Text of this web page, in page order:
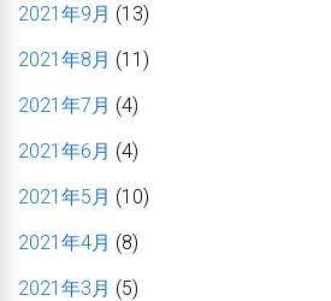
2021年9月 (13)
2021年8月 (11)
2021年7月 (4)
2021年6月 (4)
2021年5月 (10)
2021年4月 (8)
2021年3月 (5)